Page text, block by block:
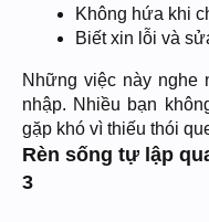
Không hứa khi
Biết xin lỗi và
Những việc này nghe
nhập. Nhiều bạn
gặp khó vì thiếu thói
Rèn sống tự lập
3